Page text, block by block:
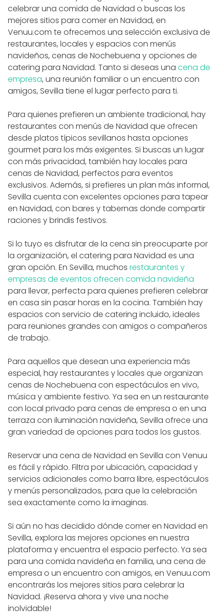
celebrar una comida de Navidad o buscas los
mejores sitios para comer en Navidad, en
Venuu.com te ofrecemos una selección exclusiva de
restaurantes, locales y espacios con menús
navideños, cenas de Nochebuena y opciones de
catering para Navidad. Tanto si deseas una cena de
empresa, una reunión familiar o un encuentro con
amigos, Sevilla tiene el lugar perfecto para ti.
Para quienes prefieren un ambiente tradicional, hay
restaurantes con menús de Navidad que ofrecen
desde platos típicos sevillanos hasta opciones
gourmet para los más exigentes. Si buscas un lugar
con más privacidad, también hay locales para
cenas de Navidad, perfectos para eventos
exclusivos. Además, si prefieres un plan más informal,
Sevilla cuenta con excelentes opciones para tapear
en Navidad, con bares y tabernas donde compartir
raciones y brindis festivos.
Si lo tuyo es disfrutar de la cena sin preocuparte por
la organización, el catering para Navidad es una
gran opción. En Sevilla, muchos restaurantes y
empresas de eventos ofrecen comida navideña
para llevar, perfecta para quienes prefieren celebrar
en casa sin pasar horas en la cocina. También hay
espacios con servicio de catering incluido, ideales
para reuniones grandes con amigos o compañeros
de trabajo.
Para aquellos que desean una experiencia más
especial, hay restaurantes y locales que organizan
cenas de Nochebuena con espectáculos en vivo,
música y ambiente festivo. Ya sea en un restaurante
con local privado para cenas de empresa o en una
terraza con iluminación navideña, Sevilla ofrece una
gran variedad de opciones para todos los gustos.
Reservar una cena de Navidad en Sevilla con Venuu
es fácil y rápido. Filtra por ubicación, capacidad y
servicios adicionales como barra libre, espectáculos
y menús personalizados, para que la celebración
sea exactamente como la imaginas.
Si aún no has decidido dónde comer en Navidad en
Sevilla, explora las mejores opciones en nuestra
plataforma y encuentra el espacio perfecto. Ya sea
para una comida navideña en familia, una cena de
empresa o un encuentro con amigos, en Venuu.com
encontrarás los mejores sitios para celebrar la
Navidad. ¡Reserva ahora y vive una noche
inolvidable!